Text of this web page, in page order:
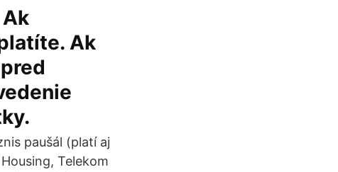
Ak
paušál (platí aj
Telekom